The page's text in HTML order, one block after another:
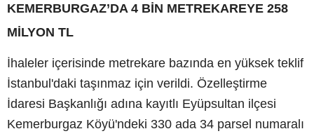
KEMERBURGAZ’DA 4 BİN METREKAREYE 258
MİLYON TL
İhaleler içerisinde metrekare bazında en yüksek teklif
İstanbul'daki taşınmaz için verildi. Özelleştirme
İdaresi Başkanlığı adına kayıtlı Eyüpsultan ilçesi
Kemerburgaz Köyü'ndeki 330 ada 34 parsel numaralı